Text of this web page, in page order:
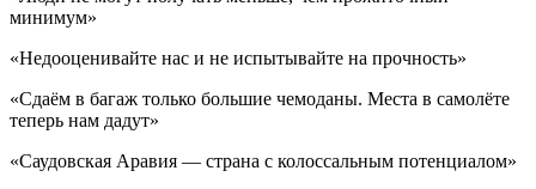
минимум»
«Недооценивайте нас и не испытывайте на прочность»
«Сдаём в багаж только большие чемоданы. Места в самолёте
теперь нам дадут»
«Саудовская Аравия — страна с колоссальным потенциалом»